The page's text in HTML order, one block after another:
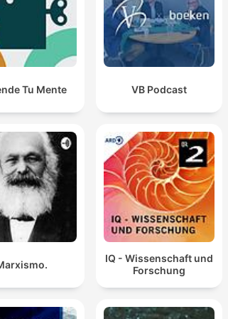
Tu Mente VB Podcast
IQ - Wissenschaft und
Forschung